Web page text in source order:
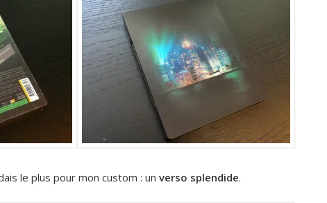
le plus pour mon custom : un verso splendide.